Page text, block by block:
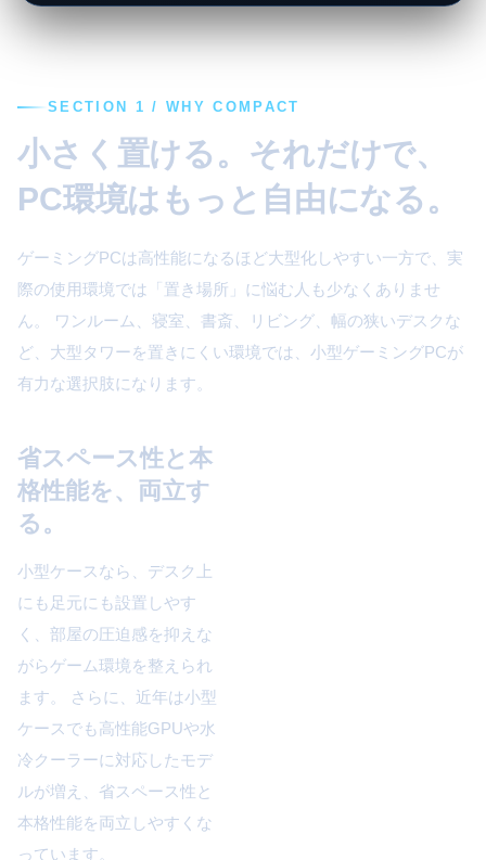
SECTION 1 / WHY COMPACT
小さく置ける。それだけで、
PC環境はもっと自由になる。
ゲーミングPCは高性能になるほど大型化しやすい一方で、実
際の使用環境では「置き場所」に悩む人も少なくありませ
ん。 ワンルーム、寝室、書斎、リビング、幅の狭いデスクな
ど、大型タワーを置きにくい環境では、小型ゲーミングPCが
有力な選択肢になります。
省スペース性と本
格性能を、両立す
る。
小型ケースなら、デスク上
にも足元にも設置しやす
く、部屋の圧迫感を抑えな
がらゲーム環境を整えられ
ます。 さらに、近年は小型
ケースでも高性能GPUや水
冷クーラーに対応したモデ
ルが増え、省スペース性と
本格性能を両立しやすくな
っています。